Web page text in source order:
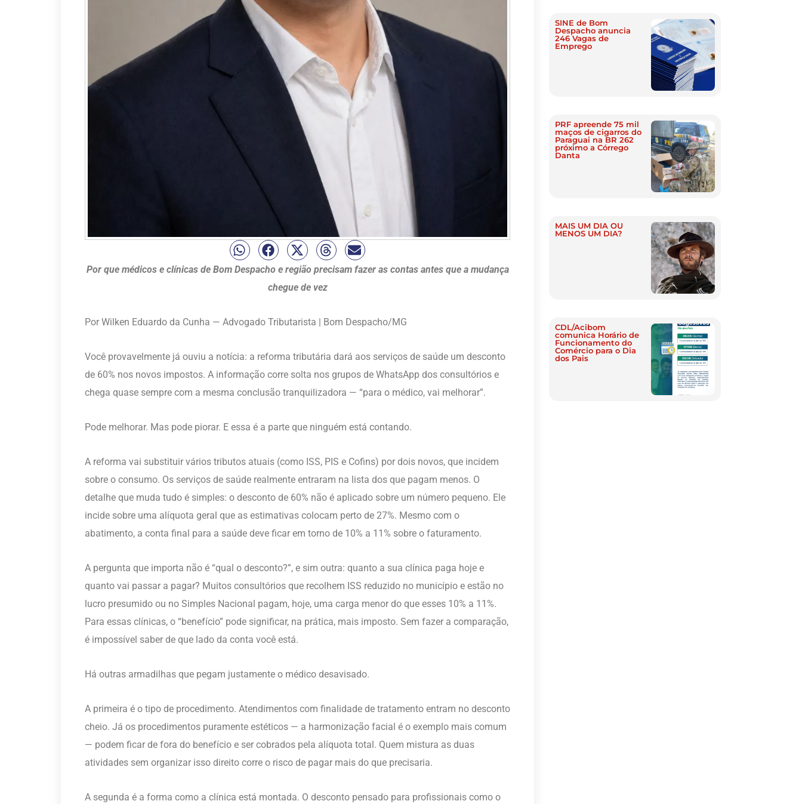
Por que médicos e clínicas de Bom Despacho e região precisam fazer as contas antes que a mudança
chegue de vez
Por Wilken Eduardo da Cunha — Advogado Tributarista | Bom Despacho/MG
Você provavelmente já ouviu a notícia: a reforma tributária dará aos serviços de saúde um desconto
de 60% nos novos impostos. A informação corre solta nos grupos de WhatsApp dos consultórios e
chega quase sempre com a mesma conclusão tranquilizadora — “para o médico, vai melhorar”.
Pode melhorar. Mas pode piorar. E essa é a parte que ninguém está contando.
A reforma vai substituir vários tributos atuais (como ISS, PIS e Cofins) por dois novos, que incidem
sobre o consumo. Os serviços de saúde realmente entraram na lista dos que pagam menos. O
detalhe que muda tudo é simples: o desconto de 60% não é aplicado sobre um número pequeno. Ele
incide sobre uma alíquota geral que as estimativas colocam perto de 27%. Mesmo com o
abatimento, a conta final para a saúde deve ficar em torno de 10% a 11% sobre o faturamento.
A pergunta que importa não é “qual o desconto?”, e sim outra: quanto a sua clínica paga hoje e
quanto vai passar a pagar? Muitos consultórios que recolhem ISS reduzido no município e estão no
lucro presumido ou no Simples Nacional pagam, hoje, uma carga menor do que esses 10% a 11%.
Para essas clínicas, o “benefício” pode significar, na prática, mais imposto. Sem fazer a comparação,
é impossível saber de que lado da conta você está.
Há outras armadilhas que pegam justamente o médico desavisado.
A primeira é o tipo de procedimento. Atendimentos com finalidade de tratamento entram no desconto
cheio. Já os procedimentos puramente estéticos — a harmonização facial é o exemplo mais comum
— podem ficar de fora do benefício e ser cobrados pela alíquota total. Quem mistura as duas
atividades sem organizar isso direito corre o risco de pagar mais do que precisaria.
A segunda é a forma como a clínica está montada. O desconto pensado para profissionais como o
SINE de Bom
Despacho anuncia
246 Vagas de
Emprego
PRF apreende 75 mil
maços de cigarros do
Paraguai na BR 262
próximo a Córrego
Danta
MAIS UM DIA OU
MENOS UM DIA?
CDL/Acibom
comunica Horário de
Funcionamento do
Comércio para o Dia
dos Pais